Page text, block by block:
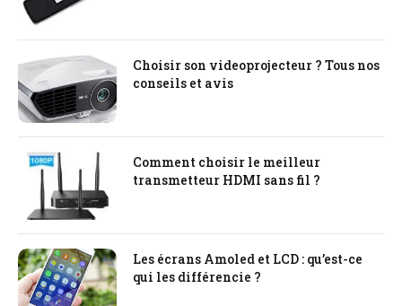
Choisir son videoprojecteur ? Tous nos
conseils et avis
Comment choisir le meilleur
transmetteur HDMI sans fil ?
Les écrans Amoled et LCD : qu’est-ce
qui les différencie ?